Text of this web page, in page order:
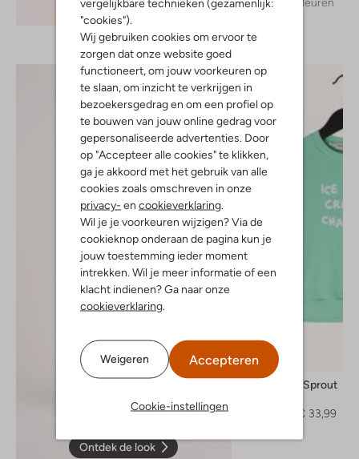
"cookies").
Wij gebruiken cookies om ervoor te
zorgen dat onze website goed
functioneert, om jouw voorkeuren op
te slaan, om inzicht te verkrijgen in
bezoekersgedrag en om een profiel op
te bouwen van jouw online gedrag voor
gepersonaliseerde advertenties. Door
op "Accepteer alle cookies" te klikken,
ga je akkoord met het gebruik van alle
cookies zoals omschreven in onze
privacy- en cookieverklaring
Wil je je voorkeuren wijzigen? Via de
cookieknop onderaan de pagina kun je
jouw toestemming ieder moment
intrekken. Wil je meer informatie of een
klacht indienen? Ga naar onze
cookieverklaring
Weigeren Accepteren
Cookie-instellingen
Ontdek de look
Ontdek de look
-40%
Sproet & Sprout
€ 33,99